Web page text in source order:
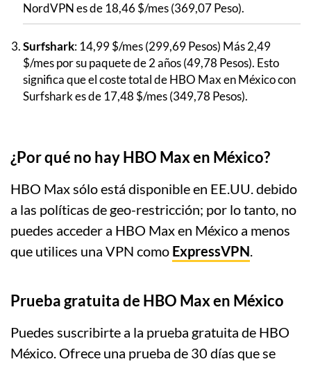
NordVPN es de 18,46 $/mes (369,07 Peso).
Surfshark: 14,99 $/mes (299,69 Pesos) Más 2,49
$/mes por su paquete de 2 años (49,78 Pesos). Esto
significa que el coste total de HBO Max en México con
Surfshark es de 17,48 $/mes (349,78 Pesos).
¿Por qué no hay HBO Max en México?
HBO Max sólo está disponible en EE.UU. debido
a las políticas de geo-restricción; por lo tanto, no
puedes acceder a HBO Max en México a menos
que utilices una VPN como ExpressVPN.
Prueba gratuita de HBO Max en México
Puedes suscribirte a la prueba gratuita de HBO
México. Ofrece una prueba de 30 días que se